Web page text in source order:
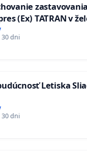
(Ex) TATRAN v
30 dni
Letiska
30 dni